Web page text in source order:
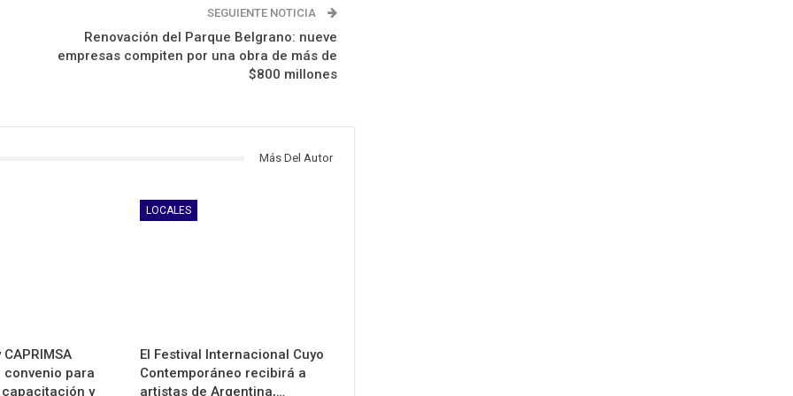
SEGUIENTE NOTICIA
Renovación del Parque Belgrano: nueve
empresas compiten por una obra de más de
$800 millones
Más Del Autor
para
y
LOCALES
El Festival Internacional Cuyo
Contemporáneo recibirá a
artistas de Argentina,…